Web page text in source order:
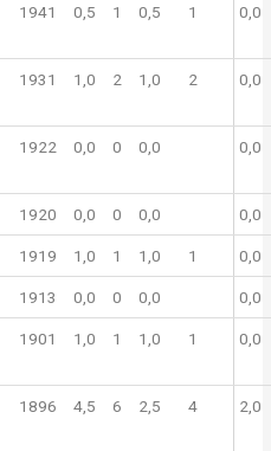
1941 0,5 1 0,5 1 0,0
1931 1,0 2 1,0 2 0,0
1922 0,0 0 0,0 0,0
1920 0,0 0 0,0 0,0
1919 1,0 1 1,0 1 0,0
1913 0,0 0 0,0 0,0
1901 1,0 1 1,0 1 0,0
1896 4,5 6 2,5 4 2,0